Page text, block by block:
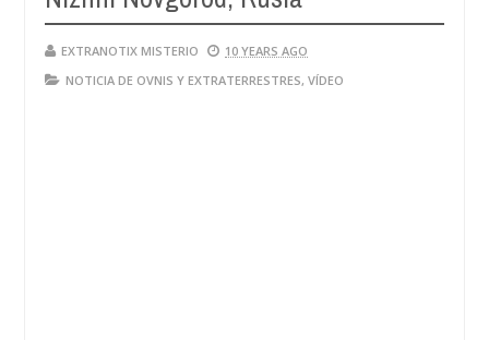
EXTRANOTIX MISTERIO
10 YEARS AGO
NOTICIA DE OVNIS Y EXTRATERRESTRES, VÍDEO